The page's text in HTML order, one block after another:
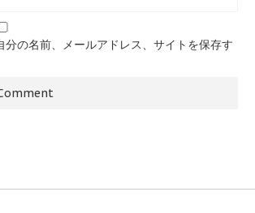
の名前、メールアドレス、サイトを保存す